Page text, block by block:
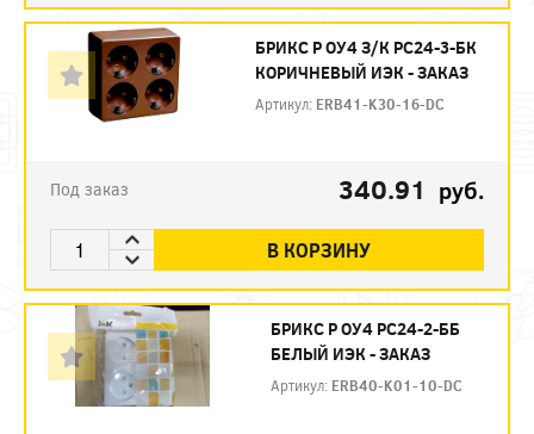
БРИКС Р ОУ4 З/К РС24-3-БК
КОРИЧНЕВЫЙ ИЭК - ЗАКАЗ
Артикул: ERB41-K30-16-DC
Под заказ 340.91 руб.
В КОРЗИНУ
БРИКС Р ОУ4 РС24-2-ББ
БЕЛЫЙ ИЭК - ЗАКАЗ
Артикул: ERB40-K01-10-DC